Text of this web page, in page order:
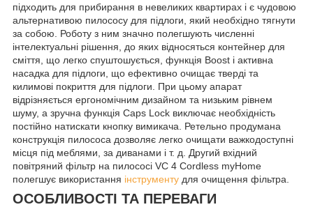
підходить для прибирання в невеликих квартирах і є чудовою
альтернативою пилососу для підлоги, який необхідно тягнути
за собою. Роботу з ним значно полегшують численні
інтелектуальні рішення, до яких відносяться контейнер для
сміття, що легко спуштошується, функція Boost і активна
насадка для підлоги, що ефективно очищає тверді та
килимові покриття для підлоги. При цьому апарат
відрізняється ергономічним дизайном та низьким рівнем
шуму, а зручна функція Caps Lock виключає необхідність
постійно натискати кнопку вимикача. Ретельно продумана
конструкція пилососа дозволяє легко очищати важкодоступні
місця під меблями, за диванами і т. д. Другий вхідний
повітряний фільтр на пилососі VC 4 Cordless myHome
полегшує використання інструменту для очищення фільтра.
ОСОБЛИВОСТІ ТА ПЕРЕВАГИ